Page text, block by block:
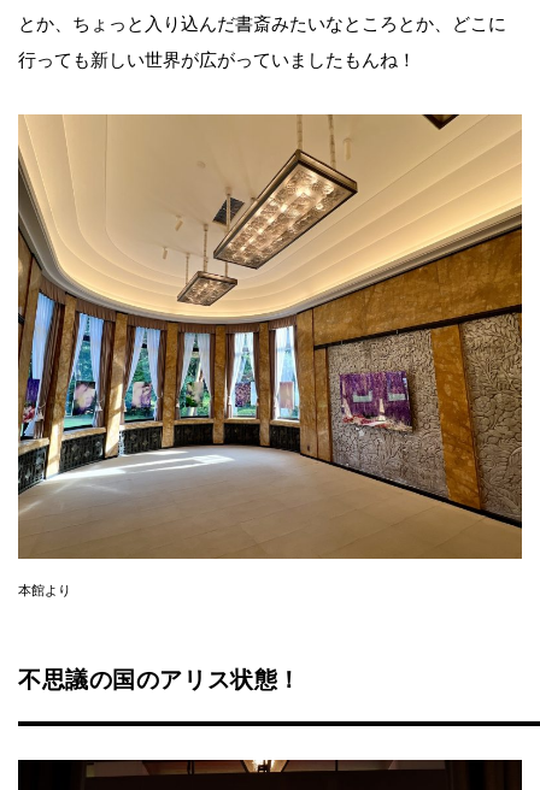
とか、ちょっと入り込んだ書斎みたいなところとか、どこに
行っても新しい世界が広がっていましたもんね！
本館より
不思議の国のアリス状態！